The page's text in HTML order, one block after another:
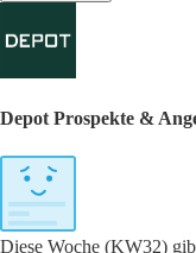
Depot Prospekte &
Diese Woche (KW32)